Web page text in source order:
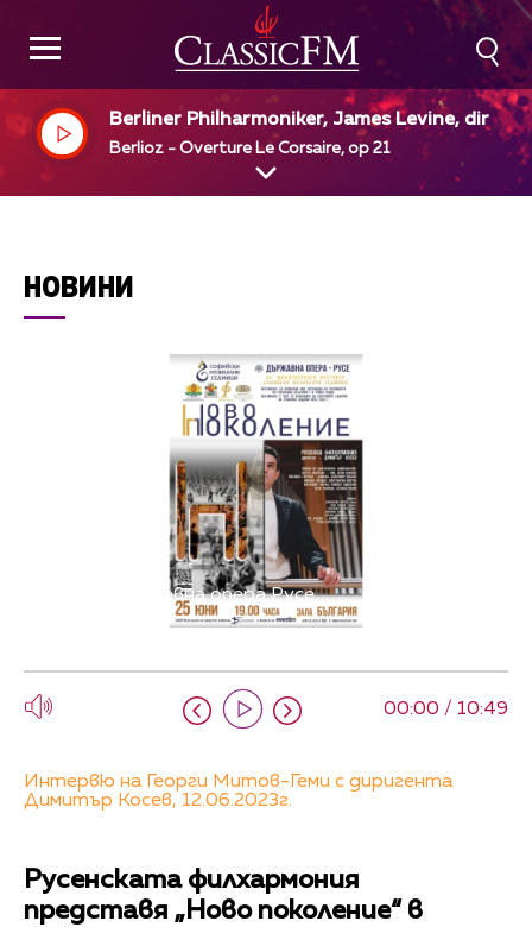
Berliner Philharmoniker, James Levine, dir
Berlioz - Overture Le Corsaire, op 21
НОВИНИ
Снимка: Държавна опера Русе
00:00 / 10:49
Интервю на Георги Митов-Геми с диригента
Димитър Косев, 12.06.2023г.
Русенската филхармония
представя „Ново поколение“ в